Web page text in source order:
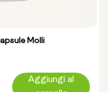
Molli
Aggiungi al